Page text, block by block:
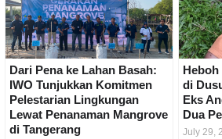
Dari Pena ke Lahan Basah:
IWO Tunjukkan Komitmen
Pelestarian Lingkungan
Lewat Penanaman Mangrove
di Tangerang
Heboh
di
Eks
Dua
July 29,